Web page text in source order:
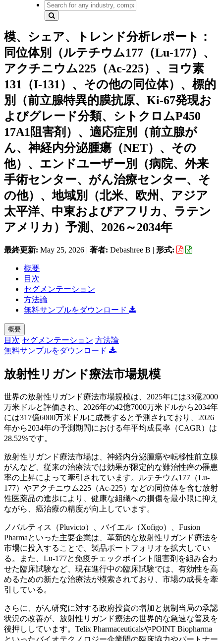
模、シェア、トレンド分析レポート：
同位体別（ルテチウム177（Lu-177）、
アクチニウム225（Ac-225）、ヨウ素
131（I-131）、その他の同位体）、標的
別（前立腺特異的膜抗原、Ki-67発現お
よびグレード分類、シトクロムP450
17A1阻害剤）、適応症別（前立腺が
ん、神経内分泌腫瘍（NET）、その
他）、エンドユーザー別（病院、外来
手術センター、がん治療センター、そ
の他）、地域別（北米、欧州、アジア
太平洋、中東およびアフリカ、ラテン
アメリカ）予測、2026～2034年
最終更新: May 25, 2026 | 著者: Debashree B | 形式:
概要
目次
セグメンテーション
方法論
無料サンプルをダウンロード
概要
目次 セグメンテーション 方法論
無料サンプルをダウンロード
放射性リガンド療法市場規模
世界の放射性リガンド療法市場規模は、2025年には33億2000
万米ドルと評価され、2026年の42億7000万米ドルから2034年
には317億6000万米ドルに成長すると予測されており、2026
年から2034年の予測期間における年平均成長率（CAGR）は
28.52%です。
放射性リガンド療法市場は、神経内分泌腫瘍や転移性前立腺
がんなど、従来の治療法では効果が限定的な難治性癌の罹患
率の上昇によって牽引されています。ルテチウム177（Lu-
177）やアクチニウム225（Ac-225）などの同位体を含む放射
性医薬品の進歩により、健康な組織への損傷を最小限に抑え
ながら、癌治療の精度が向上しています。
ノバルティス（Pluvicto）、バイエル（Xofigo）、Fusion
Pharmaといった主要企業は、革新的な放射性リガンド療法を
市場に投入することで、製品ポートフォリオを拡大してい
る。また、Lu-177と免疫チェックポイント阻害剤を組み合わ
せた臨床試験など、現在進行中の臨床試験では、有効性を高
めるための新たな治療法が模索されており、市場の成長を牽
引している。
さらに、がん研究に対する政府投資の増加と規制当局の承認
状況の改善が、放射性リガンド療法の世界的な急速な普及を
後押ししています。Telix PharmaceuticalsやPOINT Biopharma
といったバイオテクノロジー企業間の臨床協力やパートナー